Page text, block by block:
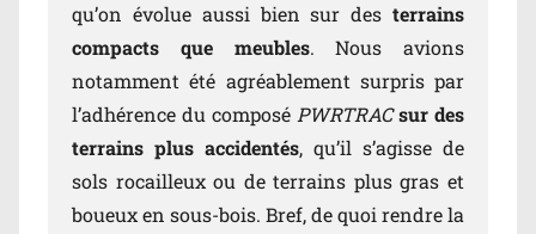
qu’on évolue aussi bien sur des terrains
compacts que meubles. Nous avions
notamment été agréablement surpris par
l’adhérence du composé PWRTRACsur des
terrains plus accidentés, qu’il s’agisse de
sols rocailleux ou de terrains plus gras et
boueux en sous-bois. Bref, de quoi rendre la